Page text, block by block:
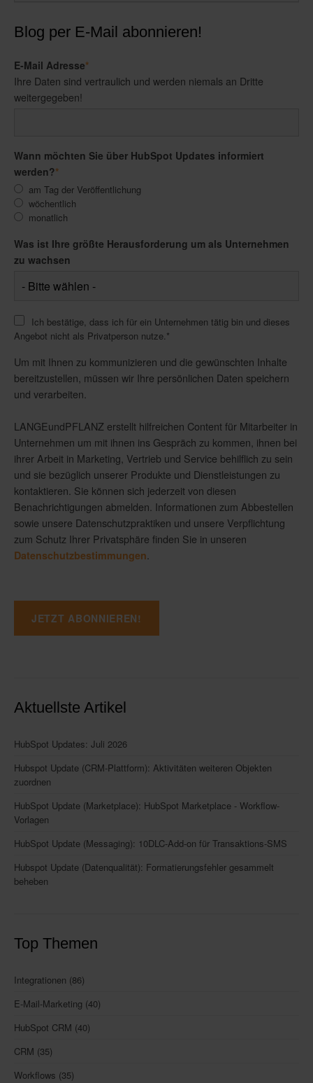
Blog per E-Mail abonnieren!
E-Mail Adresse*
Ihre Daten sind vertraulich und werden niemals an Dritte
weitergegeben!
Wann möchten Sie über HubSpot Updates informiert
werden?*
am Tag der Veröffentlichung
wöchentlich
monatlich
Was ist Ihre größte Herausforderung um als Unternehmen
zu wachsen
Ich bestätige, dass ich für ein Unternehmen tätig bin und dieses
Angebot nicht als Privatperson nutze.*
Um mit Ihnen zu kommunizieren und die gewünschten Inhalte
bereitzustellen, müssen wir Ihre persönlichen Daten speichern
und verarbeiten.
LANGEundPFLANZ erstellt hilfreichen Content für Mitarbeiter in
Unternehmen um mit ihnen ins Gespräch zu kommen, ihnen bei
ihrer Arbeit in Marketing, Vertrieb und Service behilflich zu sein
und sie bezüglich unserer Produkte und Dienstleistungen zu
kontaktieren. Sie können sich jederzeit von diesen
Benachrichtigungen abmelden. Informationen zum Abbestellen
sowie unsere Datenschutzpraktiken und unsere Verpflichtung
zum Schutz Ihrer Privatsphäre finden Sie in unseren
Datenschutzbestimmungen.
Aktuellste Artikel
HubSpot Updates: Juli 2026
Hubspot Update (CRM-Plattform): Aktivitäten weiteren Objekten
zuordnen
HubSpot Update (Marketplace): HubSpot Marketplace - Workflow-
Vorlagen
HubSpot Update (Messaging): 10DLC-Add-on für Transaktions-SMS
Hubspot Update (Datenqualität): Formatierungsfehler gesammelt
beheben
Top Themen
Integrationen (86)
E-Mail-Marketing (40)
HubSpot CRM (40)
CRM (35)
Workflows (35)